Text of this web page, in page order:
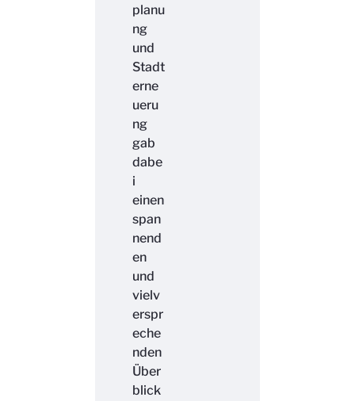
planu
ng
und
Stadt
erne
ueru
ng
gab
dabe
i
einen
span
nend
en
und
vielv
erspr
eche
nden
Über
blick